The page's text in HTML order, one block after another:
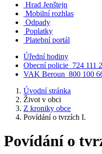
Hrad Jenštejn
Mobilní rozhlas
Odpady
Poplatky
Platební portál
Úřední hodiny
Obecní policie 724 111
VAK Beroun 800 100
Úvodní stránka
Život v obci
Z kroniky obce
Povídání o tvrzích I.
Povídání o